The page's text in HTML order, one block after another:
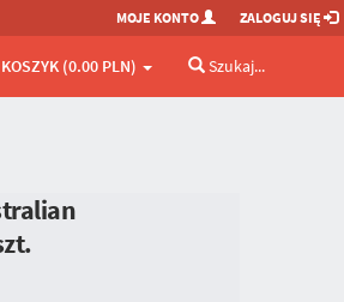
MOJE KONTO ZALOGUJ SIĘ
KOSZYK (0.00 PLN) Szukaj...